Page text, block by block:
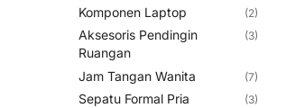
Komponen Laptop (2)
Aksesoris Pendingin
Ruangan
(3)
Jam Tangan Wanita (7)
Sepatu Formal Pria (3)